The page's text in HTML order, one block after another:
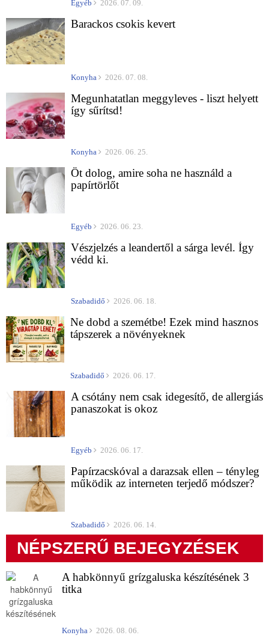
Egyéb 2026. 07. 09.
Barackos csokis kevert
Konyha 2026. 07. 08.
Megunhatatlan meggyleves - liszt helyett
így sűrítsd!
Konyha 2026. 06. 25.
Öt dolog, amire soha ne használd a
papírtörlőt
Egyéb 2026. 06. 23.
Vészjelzés a leandertől a sárga levél. Így
védd ki.
Szabadidő 2026. 06. 18.
Ne dobd a szemétbe! Ezek mind hasznos
tápszerek a növényeknek
Szabadidő 2026. 06. 17.
A csótány nem csak idegesítő, de allergiás
panaszokat is okoz
Egyéb 2026. 06. 17.
Papírzacskóval a darazsak ellen – tényleg
működik az interneten terjedő módszer?
Szabadidő 2026. 06. 14.
NÉPSZERŰ BEJEGYZÉSEK
A habkönnyű grízgaluska készítésének 3
titka
Konyha 2026. 08. 06.